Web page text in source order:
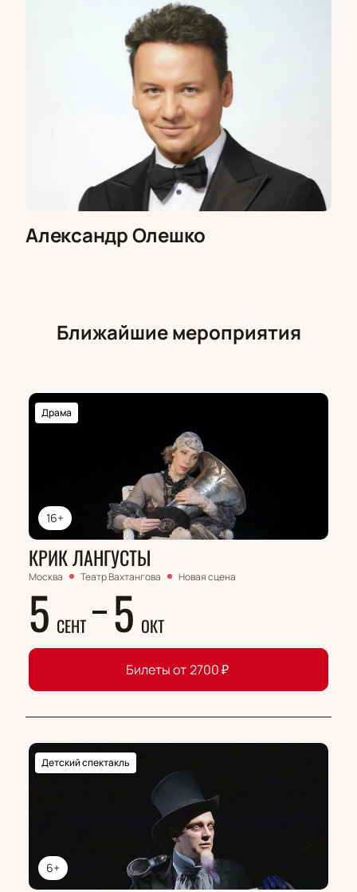
Александр Олешко
Ближайшие мероприятия
16+
Драма
КРИК ЛАНГУСТЫ
Москва Театр Вахтангова Новая сцена
5 СЕНТ 5 ОКТ
Билеты от 2700₽
6+
Детский спектакль